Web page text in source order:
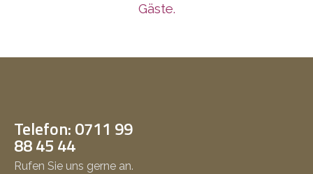
Gäste.
Telefon: 0711 99
88 45 44
Rufen Sie uns gerne an.